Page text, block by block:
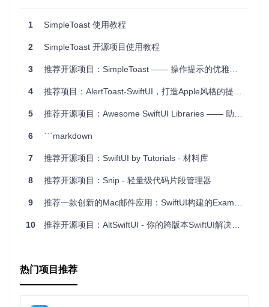
非阻塞式对话框：对不需中断用户当前任务，但又需要传达
简洁易用：SimpleToast 的API设计直观，使用与 SwiftUI 自
身的 alert 和
类似，学习成本低。
强大的自定义性：无论是内容、位置、持续时间还是动画效
跨平台支持：不仅兼容 iOS，也支持 macOS 平台。
频繁的更新，以满足更多功能需求。
安装与使用
安装可通过 Swift Package Manager 或 CocoaPods 进行。一
旦集成，只需几步简单的代码，您的应用就能拥有自定义 toas
t 功能：
dependencies: [
1 SimpleToast 使用教程
2 SimpleToast 开源项目使用教程
3 推荐开源项目：SimpleToast —— 操作提示的优雅之道
4 推荐项目：AlertToast-SwiftUI，打造Apple风格的提示体验
5 推荐开源项目：Awesome SwiftUI Libraries —— 助力你的iOS开发之旅🚀
6 ```markdown
7 推荐开源项目：SwiftUI by Tutorials - 材料库
8 推荐开源项目：Snip - 轻量级代码片段管理器
9 推荐一款创新的Mac邮件应用：SwiftUI构建的Example Mail
10 推荐开源项目：AltSwiftUI - 你的跨版本SwiftUI解决方案
热门项目推荐